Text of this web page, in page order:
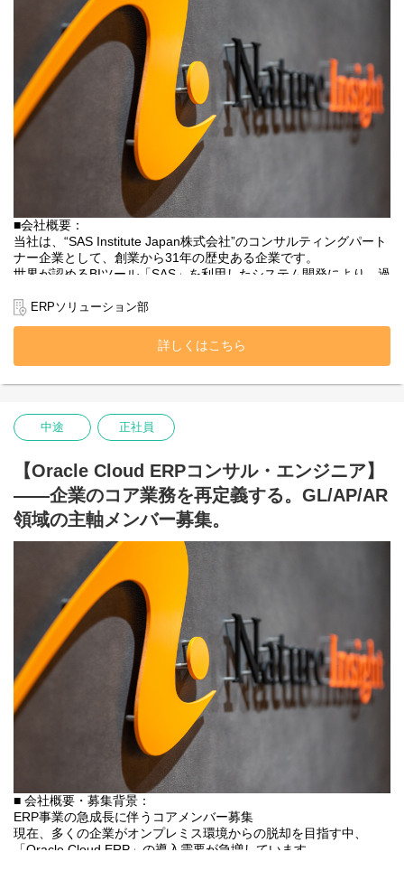
■仕事内容：
NetSuite等のERP導入プロジェクトにおいて、要件定義から開発、
プロジェクト管理まで幅広く携わっていただきます。
★案件参画： 顧客へのヒアリング、業務フローの設計、NetSuite
のカスタマイズなど、上流から下流まで一気通貫で携わります。
★プロジェクト管理： スケジュールの管理、メンバーのタスク割
り当て、顧客との折衝、技術的なフォローアップ。
まずは専任の研修担当からNetSuite等のERP製品知識をしっかり学
んでいただきます。その後、適性に応じたプロジェクトへリーダ
ー候補としてアサイン。早期から現場の舵取りをお任せします。
■会社概要：
当社は、“SAS Institute Japan株式会社”のコンサルティングパート
ナー企業として、創業から31年の歴史ある企業です。
世界が認めるBIツール「SAS」を利用したシステム開発により、過
お客様のビジネス成功へ導くサポートをしています。
技術や様々なBIツールを用いて企業のデータ活用をトータルにサ
す。
■業務内容
ERP導入コンサルタントとして、Oracle社のクラウドERPパッケ
FIT&GAPといった上流工程を中心としたプロジェクト推進/導入案
件におけるプロジェクトマネジメント全般に携わって頂きます。
■募集背景
元々当社はデータの加工や分析、可視化やBIといった【データの
活用、分析】の領域を強みとしてきました。しかし、コロナ禍や
DX、クラウドといった時流も相まって、当社では新たなビジネス
の柱として【データ生成】を掲げ、業務系から情報系まで幅広く
対応できるITベンダーを目指し、ERP事業がスタートしました。
ERP事業は2020年10月に文字通りゼロから始まり、そこから実績
を積み重ね、
2022年5月にはOracle社から【NetSuite】のアライアンスパートナ
ーとして認定され、以降、順調に業績を伸ばしています。
今後は更なる事業拡大に向けて、たくさんの挑戦をしていきま
す。
そこで、まだまだERP事業の経験が浅い我々にお力をお貸しいた
【ERP導入コンサルタント】の募集をしております。
様々な案件に参画頂くだけでなく、事業の推進や運営、新規ソリ
ューションの開発など、
これまでのご経験をフルに発揮いただき、アイデアを出して頂き
ERPソリューション部
詳しくはこちら
中途 正社員
【Oracle Cloud ERPコンサル・エンジニア】
――企業のコア業務を再定義する。GL/AP/AR
領域の主軸メンバー募集。
■ 会社概要・募集背景：
ERP事業の急成長に伴うコアメンバー募集
現在、多くの企業がオンプレミス環境からの脱却を目指す中、
「Oracle Cloud ERP」の導入需要が急増しています。